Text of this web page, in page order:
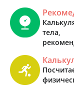
тела,